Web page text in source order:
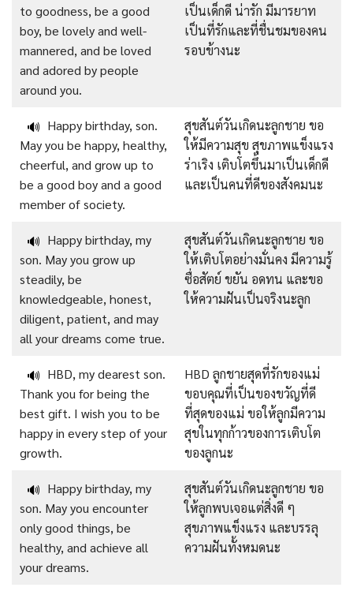
to goodness, be a good
boy, be lovely and well-
mannered, and be loved
and adored by people
around you.
เป็นเด็กดี น่ารัก มีมารยาท
เป็นที่รักและที่ชื่นชมของคน
รอบข้างนะ
🔊 Happy birthday, son.
May you be happy, healthy,
cheerful, and grow up to
be a good boy and a good
member of society.
สุขสันต์วันเกิดนะลูกชาย ขอ
ให้มีความสุข สุขภาพแข็งแรง
ร่าเริง เติบโตขึ้นมาเป็นเด็กดี
และเป็นคนที่ดีของสังคมนะ
🔊 Happy birthday, my
son. May you grow up
steadily, be
knowledgeable, honest,
diligent, patient, and may
all your dreams come true.
สุขสันต์วันเกิดนะลูกชาย ขอ
ให้เติบโตอย่างมั่นคง มีความรู้
ซื่อสัตย์ ขยัน อดทน และขอ
ให้ความฝันเป็นจริงนะลูก
🔊 HBD, my dearest son.
Thank you for being the
best gift. I wish you to be
happy in every step of your
growth.
HBD ลูกชายสุดที่รักของแม่
ขอบคุณที่เป็นของขวัญที่ดี
ที่สุดของแม่ ขอให้ลูกมีความ
สุขในทุกก้าวของการเติบโต
ของลูกนะ
🔊 Happy birthday, my
son. May you encounter
only good things, be
healthy, and achieve all
your dreams.
สุขสันต์วันเกิดนะลูกชาย ขอ
ให้ลูกพบเจอแต่สิ่งดี ๆ
สุขภาพแข็งแรง และบรรลุ
ความฝันทั้งหมดนะ